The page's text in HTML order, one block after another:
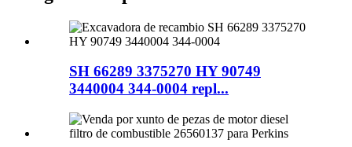
SH 66289 3375270 HY 90749
3440004 344-0004 repl...